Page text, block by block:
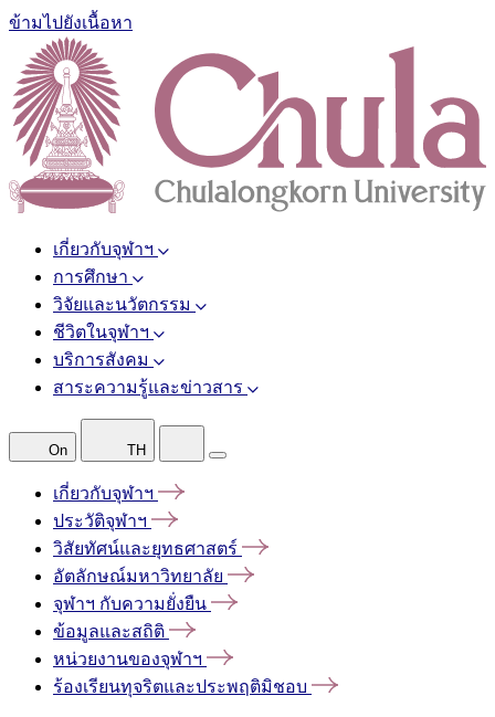
ข้ามไปยังเนื้อหา
เกี่ยวกับจุฬาฯ
การศึกษา
วิจัยและนวัตกรรม
ชีวิตในจุฬาฯ
บริการสังคม
สาระความรู้และข่าวสาร
On TH
เกี่ยวกับจุฬาฯ
ประวัติจุฬาฯ
วิสัยทัศน์และยุทธศาสตร์
อัตลักษณ์มหาวิทยาลัย
จุฬาฯ กับความยั่งยืน
ข้อมูลและสถิติ
หน่วยงานของจุฬาฯ
ร้องเรียนทุจริตและประพฤติมิชอบ